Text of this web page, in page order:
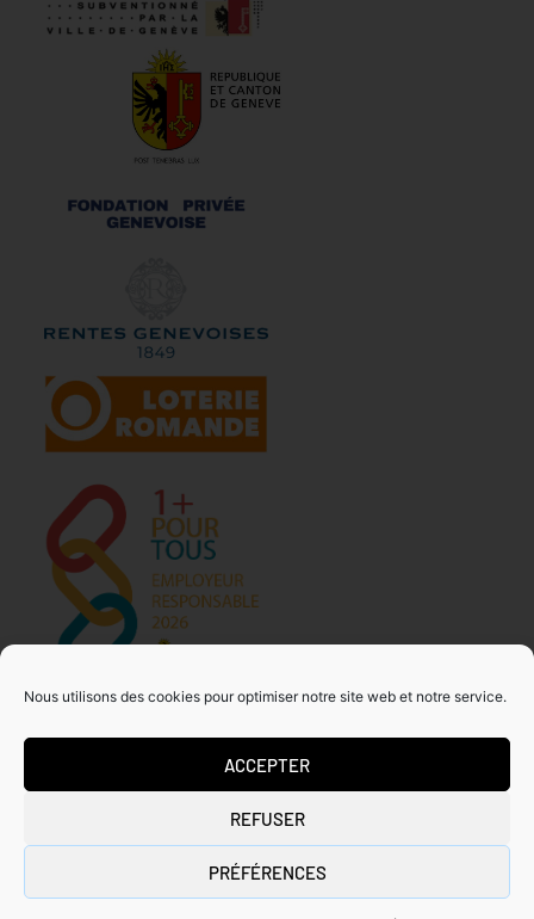
Nous utilisons des cookies pour optimiser notre site web et notre service.
ACCEPTER
REFUSER
PRÉFÉRENCES